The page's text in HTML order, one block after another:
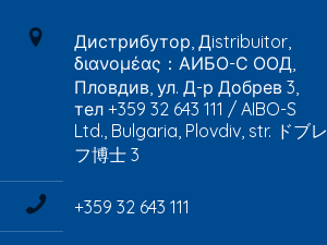
Дистрибутор, Дistribuitor,
διανομέας：АИБО-С ООД,
Пловдив, ул. Д-р Добрев 3,
тел +359 32 643 111 / AIBO-S
Ltd., Bulgaria, Plovdiv, str. ドブレ
フ博士 3
+359 32 643 111